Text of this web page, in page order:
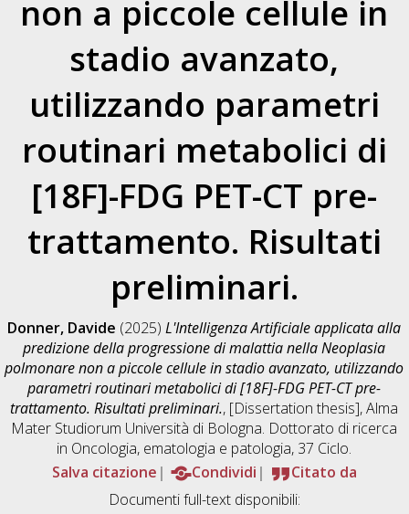
non a piccole cellule in
stadio avanzato,
utilizzando parametri
routinari metabolici di
[18F]-FDG PET-CT pre-
trattamento. Risultati
preliminari.
Donner, Davide (2025)L'Intelligenza Artificiale applicata alla
predizione della progressione di malattia nella Neoplasia
polmonare non a piccole cellule in stadio avanzato, utilizzando
parametri routinari metabolici di [18F]-FDG PET-CT pre-
trattamento. Risultati preliminari., [Dissertation thesis], Alma
Mater Studiorum Università di Bologna. Dottorato di ricerca
in Oncologia, ematologia e patologia, 37 Ciclo.
Salva citazione
Condividi
Citato da
Documenti full-text disponibili: